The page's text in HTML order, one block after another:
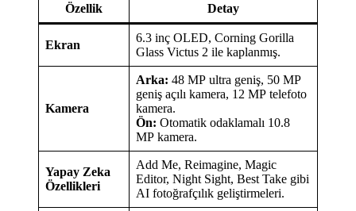
Özellik Detay
Ekran
6.3 inç OLED, Corning Gorilla
Glass Victus 2 ile kaplanmış.
Kamera
Arka: 48 MP ultra geniş, 50 MP
geniş açılı kamera, 12 MP telefoto
kamera.
Ön: Otomatik odaklamalı 10.8
MP kamera.
Yapay Zeka
Özellikleri
Add Me, Reimagine, Magic
Editor, Night Sight, Best Take gibi
AI fotoğrafçılık geliştirmeleri.